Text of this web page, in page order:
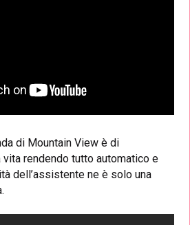
di Mountain View è di
rendendo tutto automatico e
dell’assistente ne è solo una